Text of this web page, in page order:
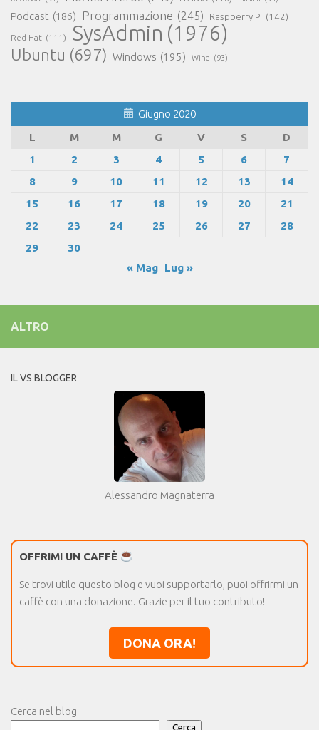
Podcast (186) Programmazione (245) Raspberry Pi (142)
Red Hat (111) SysAdmin (1976)
Ubuntu (697) Windows (195) Wine (93)
Giugno 2020
L
M M G V S
D
1
2 3 4 5 6
7
8
9 10 11 12 13
14
15
16 17 18 19 20
21
22
23 24 25 26 27
28
29
30
« Mag
Lug »
ALTRO
IL VS BLOGGER
Alessandro Magnaterra
OFFRIMI UN CAFFÈ
Se trovi utile questo blog e vuoi supportarlo, puoi offrirmi un
caffè con una donazione. Grazie per il tuo contributo!
DONA ORA!
Cerca nel blog
Cerca